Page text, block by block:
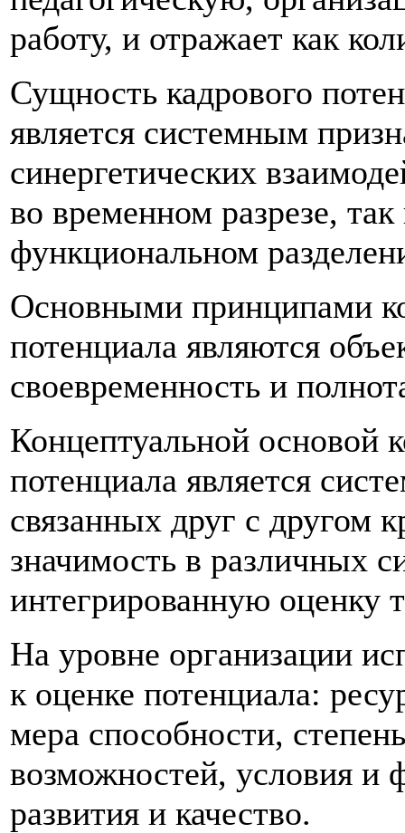
работу, и отражает как
Сущность кадрового
является системным
синергетических
во временном разрезе,
функциональном
Основными принципами
потенциала являются
своевременность и
Концептуальной основой
потенциала является
связанных друг с другом
значимость в различных
интегрированную оценку
На уровне организации
к оценке потенциала:
мера способности,
возможностей, условия и
развития и качество.